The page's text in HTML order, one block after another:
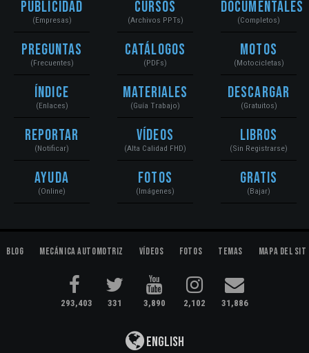
Publicidad
(Empresas)
Preguntas
(Frecuentes)
Índice
(Enlaces)
Reportar
(Notificar)
Ayuda
(Online)
Cursos
(Archivos PPTs)
Catálogos
(PDFs)
Materiales
(Guía Trabajo)
Vídeos
(Alta Calidad FHD)
Fotos
(Imágenes)
Documentales
(Completos)
Motos
(Motocicletas)
Descargar
(Gratuitos)
Libros
(Sin Registrarse)
Gratis
(Bajar)
Blog Mecánica Automotriz Vídeos Fotos Temas Mapa del
293,403 331 3,890 2,102 31,886
English